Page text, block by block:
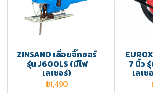
ZINSANO เลื่อยจิ๊กซอร์
รุ่น J600LS (มีไฟ
เลเซอร์)
฿1,490
7 นิ้ว
เลเ